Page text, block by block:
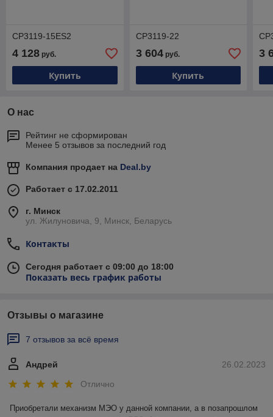
CP3119-15ES2
4 128 руб.
Купить
CP3119-22
3 604руб.
Купить
3
О нас
Рейтинг не сформирован
Менее 5 отзывов за последний год
Компания продает на Deal.by
Работает с 17.02.2011
г. Минск
ул. Жилуновича, 9, Минск, Беларусь
Контакты
Сегодня работает с 09:00 до 18:00
Показать весь график работы
Отзывы о магазине
7 отзывов за всё время
26.02.2023
Андрей
Отлично
Приобретали механизм МЭО у данной компании, а в позапрошлом